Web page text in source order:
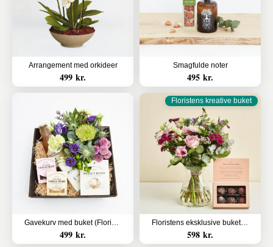
Arrangement med orkideer
499 kr.
Smagfulde noter
495 kr.
Gavekurv med buket (Floristens kreative valg uden alkohol)
499 kr.
Floristens kreative buket
Floristens eksklusive buket med Flora og Evergreen Luksus chokoladekugler
598 kr.